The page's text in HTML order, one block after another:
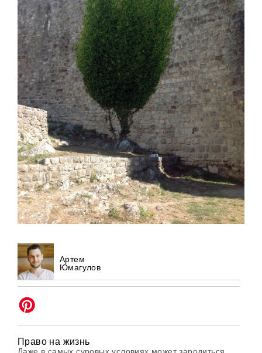
Артем
Юмагулов
Право на жизнь
Даже в самых суровых условиях может зародиться